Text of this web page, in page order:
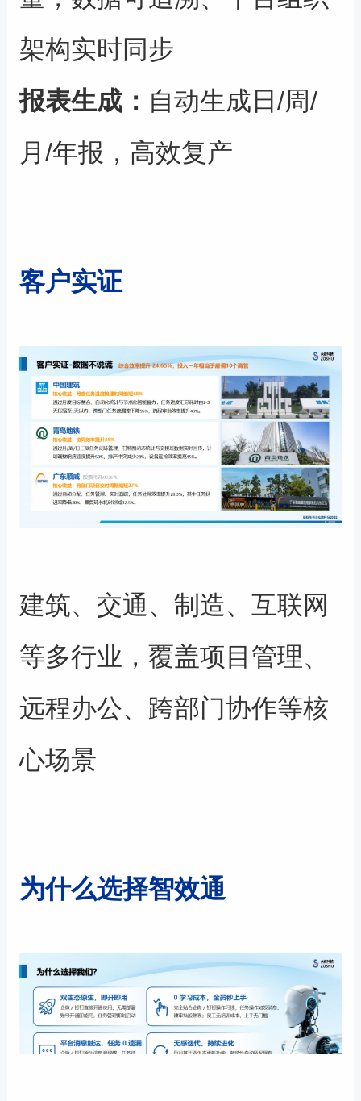
架构实时同步
报表生成： 自动生成日/周/
月/年报，高效复产
客户实证
建筑、交通、制造、互联网
等多行业，覆盖项目管理、
远程办公、跨部门协作等核
心场景
为什么选择智效通